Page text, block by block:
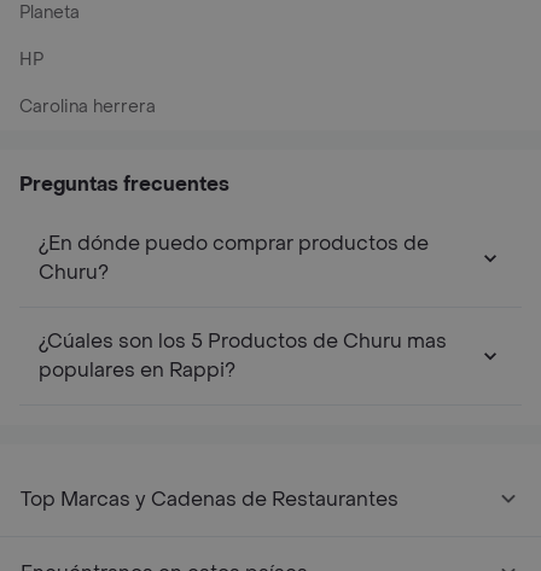
Planeta
HP
Carolina herrera
Preguntas frecuentes
¿En dónde puedo comprar productos de
Churu?
¿Cúales son los 5 Productos de Churu mas
populares en Rappi?
Top Marcas y Cadenas de Restaurantes